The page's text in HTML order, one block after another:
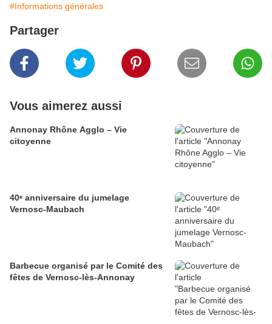
#Informations générales
Partager
Vous aimerez aussi
Annonay Rhône Agglo – Vie
citoyenne
40ᵉ anniversaire du jumelage
Vernosc-Maubach
Barbecue organisé par le Comité des
fêtes de Vernosc-lès-Annonay